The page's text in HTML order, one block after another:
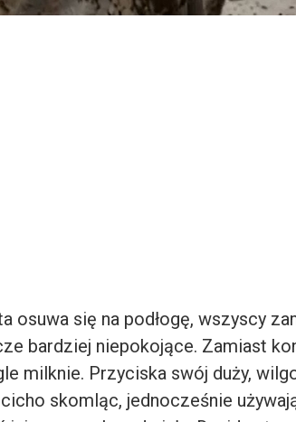
osuwa się na podłogę, wszyscy
bardziej niepokojące. Zamiast
milknie. Przyciska swój duży,
skomląc, jednocześnie